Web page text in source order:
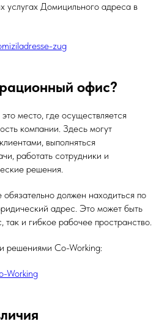
услугах Домицильного адреса в
zug
офис?
место, где осуществляется
компании. Здесь могут
выполняться
работать сотрудники и
решения.
должен находиться по
адрес. Это может быть
и гибкое рабочее пространство.
решениями Co-Working:
Working